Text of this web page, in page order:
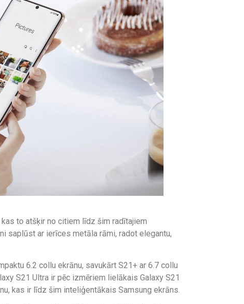
to atšķir no citiem līdz šim radītajiem
saplūst ar ierīces metāla rāmi, radot elegantu,
6.2 collu ekrānu, savukārt S21+ ar 6.7 collu
S21 Ultra ir pēc izmēriem lielākais Galaxy S21
kas ir līdz šim inteliģentākais Samsung ekrāns.